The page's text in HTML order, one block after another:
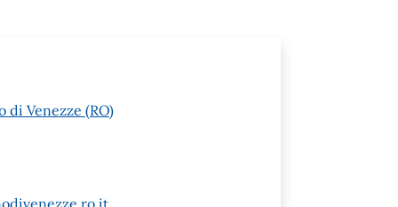
di Venezze (RO)